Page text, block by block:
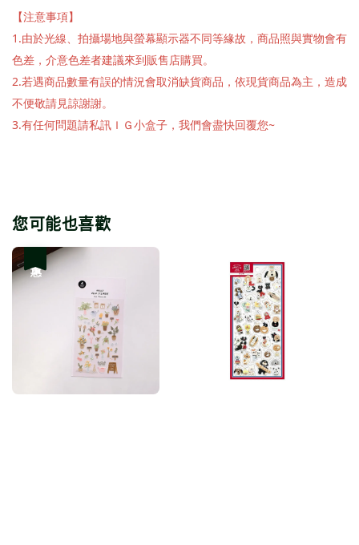
【注意事項】
1.由於光線、拍攝場地與螢幕顯示器不同等緣故，商品照與實物會有
色差，介意色差者建議來到販售店購買。
2.若遇商品數量有誤的情況會取消缺貨商品，依現貨商品為主，造成
不便敬請見諒謝謝。
3.有任何問題請私訊ＩＧ小盒子，我們會盡快回覆您~
您可能也喜歡